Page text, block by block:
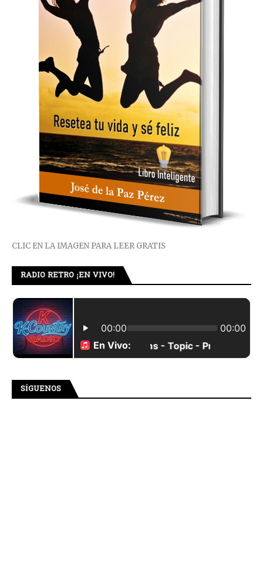
CLIC EN LA IMAGEN PARA LEER GRATIS
RADIO RETRO ¡EN VIVO!
SÍGUENOS